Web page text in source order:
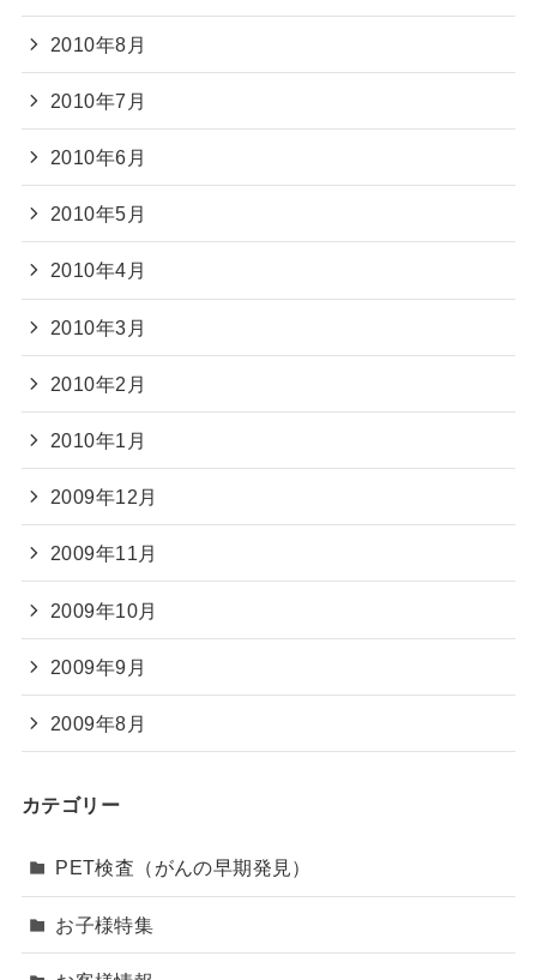
2010年8月
2010年7月
2010年6月
2010年5月
2010年4月
2010年3月
2010年2月
2010年1月
2009年12月
2009年11月
2009年10月
2009年9月
2009年8月
カテゴリー
PET検査（がんの早期発見）
お子様特集